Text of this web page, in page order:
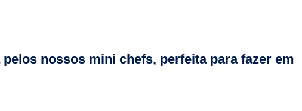
nossos mini chefs, perfeita para fazer em